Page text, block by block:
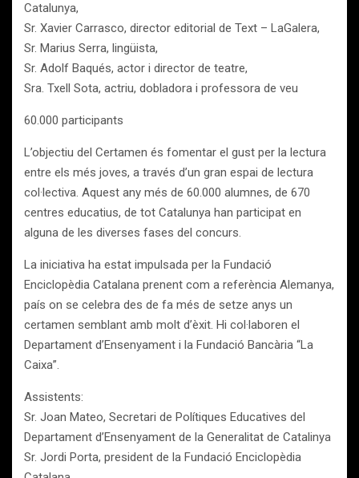
Catalunya,
Sr. Xavier Carrasco, director editorial de Text – LaGalera,
Sr. Marius Serra, lingüista,
Sr. Adolf Baqués, actor i director de teatre,
Sra. Txell Sota, actriu, dobladora i professora de veu
60.000 participants
L’objectiu del Certamen és fomentar el gust per la lectura
entre els més joves, a través d’un gran espai de lectura
col·lectiva. Aquest any més de 60.000 alumnes, de 670
centres educatius, de tot Catalunya han participat en
alguna de les diverses fases del concurs.
La iniciativa ha estat impulsada per la Fundació
Enciclopèdia Catalana prenent com a referència Alemanya,
país on se celebra des de fa més de setze anys un
certamen semblant amb molt d’èxit. Hi col·laboren el
Departament d’Ensenyament i la Fundació Bancària “La
Caixa”.
Assistents:
Sr. Joan Mateo, Secretari de Polítiques Educatives del
Departament d’Ensenyament de la Generalitat de Catalinya
Sr. Jordi Porta, president de la Fundació Enciclopèdia